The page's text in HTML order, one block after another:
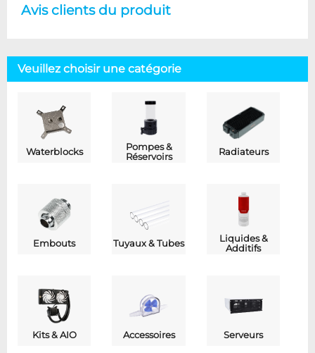
Avis clients du produit
Veuillez choisir une catégorie
Waterblocks
Pompes &
Réservoirs
Radiateurs
Embouts Tuyaux & Tubes
Liquides &
Additifs
Kits & AIO Accessoires Serveurs